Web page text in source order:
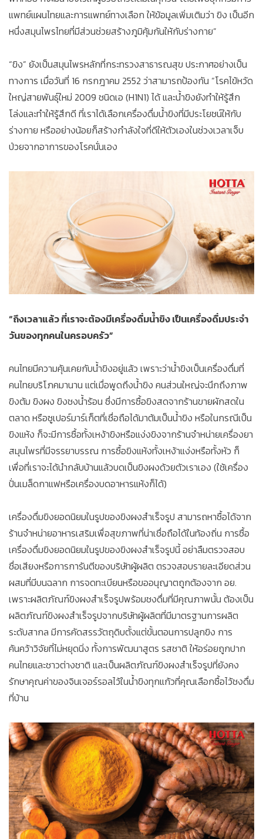
แพทย์แผนไทยและการแพทย์ทางเลือก ให้ข้อมูลเพิ่มเติมว่า ขิง เป็นอีก
หนึ่งสมุนไพรไทยที่มีส่วนช่วยสร้างภูมิคุ้มกันให้กับร่างกาย”
“ขิง” ยังเป็นสมุนไพรหลักที่กระทรวงสาธารณสุข ประกาศอย่างเป็น
ทางการ เมื่อวันที่ 16 กรกฎาคม 2552 ว่าสามารถป้องกัน “โรคไข้หวัด
ใหญ่สายพันธุ์ใหม่ 2009 ชนิดเอ (H1N1) ได้ และน้ำขิงยังทำให้รู้สึก
โล่งและทำให้รู้สึกดี ที่เราได้เลือกเครื่องดื่มน้ำขิงที่มีประโยชน์ให้กับ
ร่างกาย หรืออย่างน้อยก็สร้างกำลังใจที่ดีให้ตัวเองในช่วงเวลาเจ็บ
ป่วยจากอาการของโรคนั่นเอง
“ถึงเวลาแล้ว ที่เราจะต้องมีเครื่องดื่มน้ำขิง เป็นเครื่องดื่มประจำ
วันของทุกคนในครอบครัว”
คนไทยมีความคุ้นเคยกับน้ำขิงอยู่แล้ว เพราะว่าน้ำขิงเป็นเครื่องดื่มที่
คนไทยบริโภคมานาน แต่เมื่อพูดถึงน้ำขิง คนส่วนใหญ่จะนึกถึงภาพ
ขิงต้ม ขิงผง ขิงชงน้ำร้อน ซึ่งมีการซื้อขิงสดจากร้านขายผักสดใน
ตลาด หรือซูเปอร์มาร์เก็ตที่เชื่อถือได้มาต้มเป็นน้ำขิง หรือในกรณีเป็น
ขิงแห้ง ก็จะมีการซื้อทั้งเหง้าขิงหรือแง่งขิงจากร้านจำหน่ายเครื่องยา
สมุนไพรที่มีจรรยาบรรณ การซื้อขิงแห้งทั้งเหง้าแง่งหรือทั้งหัว ก็
เพื่อที่เราจะได้นำกลับบ้านแล้วบดเป็นขิงผงด้วยตัวเราเอง (ใช้เครื่อง
ปั่นเมล็ดกาแฟหรือเครื่องบดอาหารแห้งก็ได้)
เครื่องดื่มขิงยอดนิยมในรูปของขิงผงสำเร็จรูป สามารถหาซื้อได้จาก
ร้านจำหน่ายอาหารเสริมเพื่อสุขภาพที่น่าเชื่อถือได้ในท้องถิ่น การซื้อ
เครื่องดื่มขิงยอดนิยมในรูปของขิงผงสำเร็จรูปนี้ อย่าลืมตรวจสอบ
ชื่อเสียงหรือการการันตีของบริษัทผู้ผลิต ตรวจสอบรายละเอียดส่วน
ผสมที่มีบนฉลาก การจดทะเบียนหรือขออนุญาตถูกต้องจาก อย.
เพราะผลิตภัณฑ์ขิงผงสำเร็จรูปพร้อมชงดื่มที่มีคุณภาพนั้น ต้องเป็น
ผลิตภัณฑ์ขิงผงสำเร็จรูปจากบริษัทผู้ผลิตที่มีมาตรฐานการผลิต
ระดับสากล มีการคัดสรรวัตถุดิบตั้งแต่ขั้นตอนการปลูกขิง การ
ค้นคว้าวิจัยที่ไม่หยุดนิ่ง ทั้งการพัฒนาสูตร รสชาติ ให้อร่อยถูกปาก
คนไทยและชาวต่างชาติ และเป็นผลิตภัณฑ์ขิงผงสำเร็จรูปที่ยังคง
รักษาคุณค่าของจินเจอร์รอลไว้ในน้ำขิงทุกแก้วที่คุณเลือกซื้อไว้ชงดื่ม
ที่บ้าน